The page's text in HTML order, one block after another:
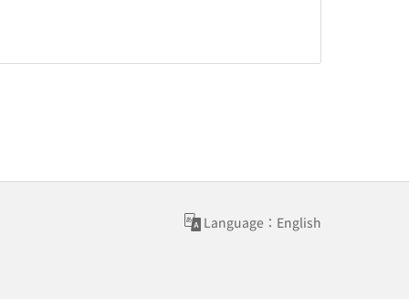
Language：English